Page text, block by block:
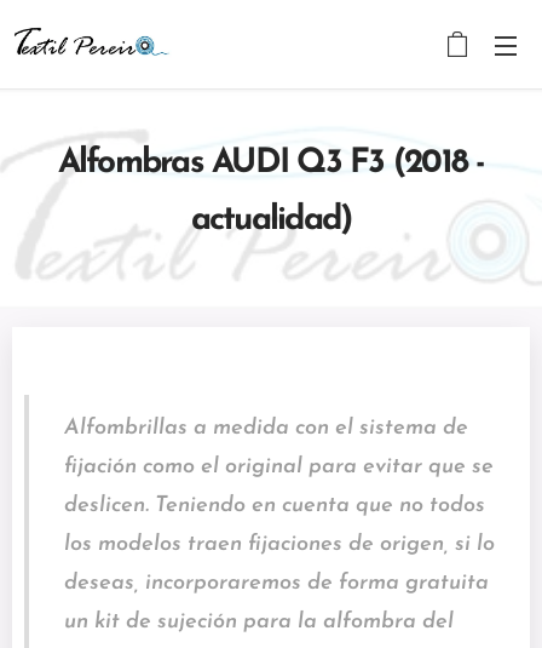
Alfombras AUDI Q3 F3 (2018 -
actualidad)
Alfombrillas a medida con el sistema de
fijación como el original para evitar que se
deslicen. Teniendo en cuenta que no todos
los modelos traen fijaciones de origen, si lo
deseas, incorporaremos de forma gratuita
un kit de sujeción para la alfombra del